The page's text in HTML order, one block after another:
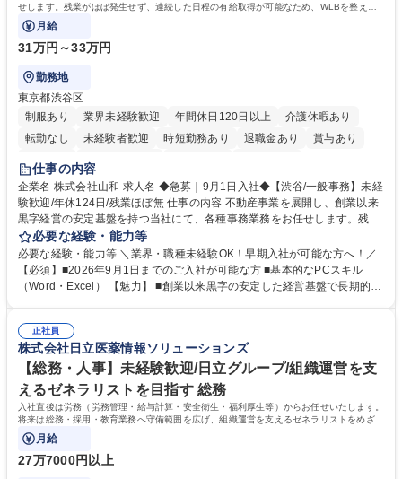
せします。残業がほぼ発生せず、連続した日程の有給取得が可能なため、WLBを整えた
い方にお勧めの環境です！
月給
31万円～33万円
勤務地
東京都渋谷区
制服あり
業界未経験歓迎 年間休日120日以上
介護休暇あり
転勤なし
未経験者歓迎 時短勤務あり 退職金あり
賞与あり
育休あり
完全週休2日制
仕事の内容
企業名 株式会社山和 求人名 ◆急募｜9月1日入社◆【渋谷/一般事務】未経
験歓迎/年休124日/残業ほぼ無 仕事の内容 不動産事業を展開し、創業以来
黒字経営の安定基盤を持つ当社にて、各種事務業務をお任せします。残業
がほぼ発生せず、連続した日程の有給取得が可能なため、WLBを整えたい
方にお勧めの環境です！ 入社後はOJTを通じて丁寧に研修を行いますの
で、事務未経験の方でも安心して臨むことができます。 【業務詳細】■電
話・来客対応 ■物件の鍵や社内の備品管理 ■データ入力や書類作成 ■契約
必要な経験・能力等
必要な経験・能力等 ＼業界・職種未経験OK！早期入社が可能な方へ！／
【必須】■2026年9月1日までのご入社が可能な方 ■基本的なPCスキル
（Word・Excel） 【魅力】 ■創業以来黒字の安定した経営基盤で長期的に
のOJTで業務を習得可能、未経験でもしっかりサポート 学歴・資格 学
歴：大学院 大学 高専 短大 語学力： 資格：
正社員
株式会社日立医薬情報ソリューションズ
【総務・人事】未経験歓迎/日立グループ/組織運営を支
えるゼネラリストを目指す 総務
入社直後は労務（労務管理・給与計算・安全衛生・福利厚生等）からお任せいたします。
将来は総務・採用・教育業務へ守備範囲を広げ、組織運営を支えるゼネラリストをめざせ
ます。
月給
27万7000円以上